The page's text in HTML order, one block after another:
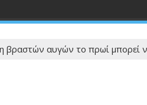
αυγών το πρωί μπορεί